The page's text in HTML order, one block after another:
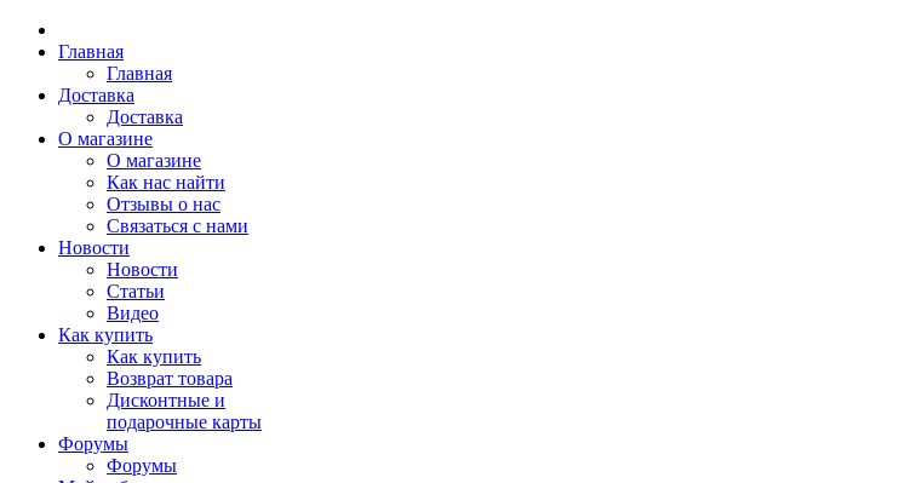
Главная
Главная
Доставка
Доставка
О магазине
О магазине
Как нас найти
Отзывы о нас
Связаться с нами
Новости
Новости
Статьи
Видео
Как купить
Как купить
Возврат товара
Дисконтные и
подарочные карты
Форумы
Форумы